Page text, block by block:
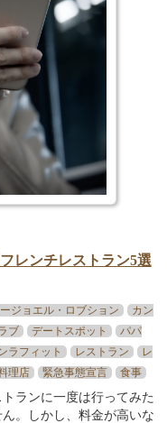
レンチレストラン5選
ジョエル・ロブション
カン
ブ デートスポット
パパ
ラフィット レストラン
レ
理店 緊急事態宣言 食事
ランに一度は行ってみた
。しかし、料金が高いな